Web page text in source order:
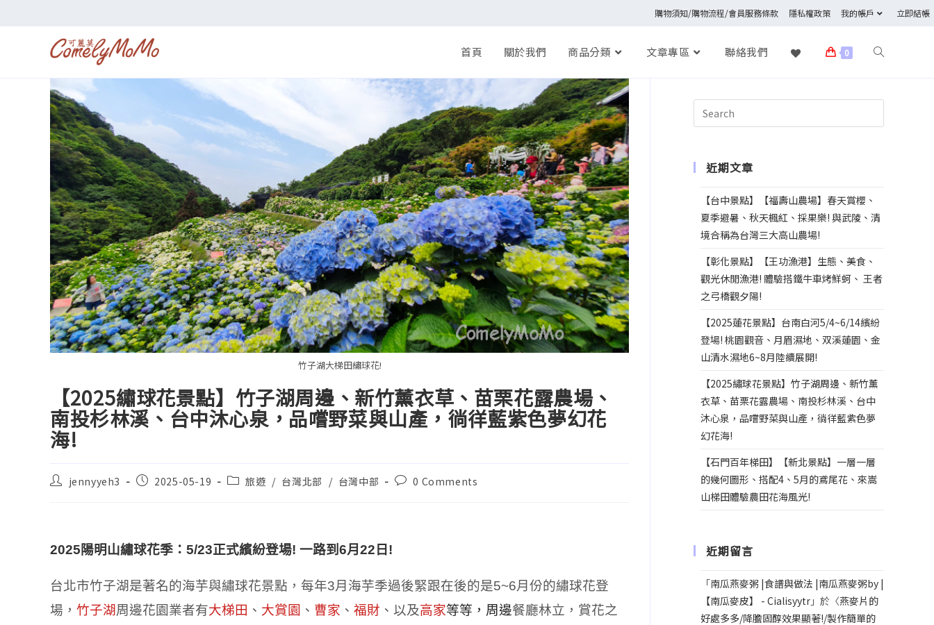
購物須知/購物流程/會員服務條款 隱私權政策 我的帳戶 立即結帳
首頁 關於我們 商品分類 文章專區 聯絡我們 0
竹子湖大梯田繡球花!
【2025繡球花景點】竹子湖周邊、新竹薰衣草、苗栗花露農場、
南投杉林溪、台中沐心泉，品嚐野菜與山產，徜徉藍紫色夢幻花
海!
jennyyeh3 2025-05-19 旅遊 / 台灣北部 / 台灣中部 0 Comments
2025陽明山繡球花季： 5/23正式繽紛登場! 一路到 6月 22 日 !
台北市竹子湖是著名的海芋與繡球花景點，每年3月海芋季過後緊跟在後的是5~6月份的繡球花登
場， 竹子湖周邊花園業者有大梯田 、 大賞園 、 曹家 、 福財 、以及高家等等，周邊餐廳林立，賞花之
近期文章
【台中景點】【福壽山農場】春天賞櫻、
夏季避暑、秋天楓紅、採果樂! 與武陵、清
境合稱為台灣三大高山農場!
【彰化景點】【王功漁港】生態、美食、
觀光休閒漁港! 體驗搭鐵牛車烤鮮蚵、 王者
之弓橋觀夕陽!
【2025蓮花景點】台南白河5/4~6/14繽紛
登場! 桃園觀音、月眉濕地、双溪蓮園、金
山清水濕地6~8月陸續展開!
【2025繡球花景點】竹子湖周邊、新竹薰
衣草、苗栗花露農場、南投杉林溪、台中
沐心泉，品嚐野菜與山產，徜徉藍紫色夢
幻花海!
【石門百年梯田】【新北景點】一層一層
的幾何圖形、搭配4、5月的鳶尾花、來嵩
山梯田體驗農田花海風光!
近期留言
「南瓜燕麥粥 |食譜與做法 |南瓜燕麥粥by |
【南瓜麥皮】 - Cialisyytr 」於〈燕麥片的
好處多多/降膽固醇效果顯著!/製作簡單的